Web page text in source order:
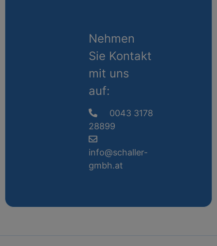
Nehmen
Sie Kontakt
mit uns
auf:
0043 3178
28899
info@schaller-
gmbh.at